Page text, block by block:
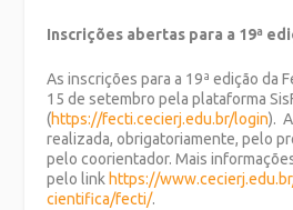
Inscrições abertas para a 19ª
As inscrições para a 19ª edição da
15 de setembro pela plataforma
(https://fecti.cecierj.edu.br/login).
realizada, obrigatoriamente, pelo
pelo coorientador. Mais
pelo link https://
cientifica/fecti/.